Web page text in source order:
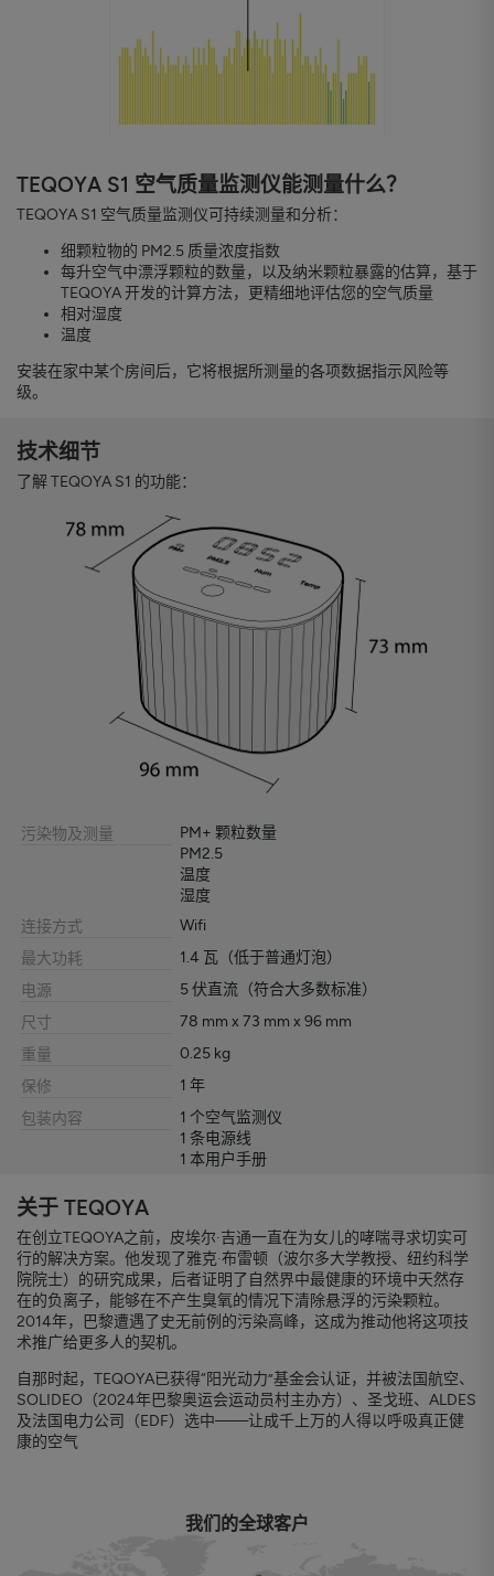
TEQOYA S1 空气质量监测仪能测量什么？
TEQOYA S1 空气质量监测仪可持续测量和分析：
细颗粒物的 PM2.5 质量浓度指数
每升空气中漂浮颗粒的数量，以及纳米颗粒暴露的估算，基于
TEQOYA 开发的计算方法，更精细地评估您的空气质量
相对湿度
温度
安装在家中某个房间后，它将根据所测量的各项数据指示风险等
级。
技术细节
了解 TEQOYA S1 的功能：
污染物及测量
PM+ 颗粒数量
PM2.5
温度
湿度
连接方式
Wifi
最大功耗
1.4 瓦（低于普通灯泡）
电源
5 伏直流（符合大多数标准）
尺寸
78 mm x 73 mm x 96 mm
重量
0.25 kg
保修
1 年
包装内容
1 个空气监测仪
1 条电源线
1 本用户手册
关于 TEQOYA
在创立TEQOYA之前，皮埃尔·吉通一直在为女儿的哮喘寻求切实可
行的解决方案。他发现了雅克·布雷顿（波尔多大学教授、纽约科学
院院士）的研究成果，后者证明了自然界中最健康的环境中天然存
在的负离子，能够在不产生臭氧的情况下清除悬浮的污染颗粒。
2014年，巴黎遭遇了史无前例的污染高峰，这成为推动他将这项技
术推广给更多人的契机。
自那时起，TEQOYA已获得“阳光动力”基金会认证，并被法国航空、
SOLIDEO（2024年巴黎奥运会运动员村主办方）、圣戈班、ALDES
及法国电力公司（EDF）选中——让成千上万的人得以呼吸真正健
康的空气
我们的全球客户